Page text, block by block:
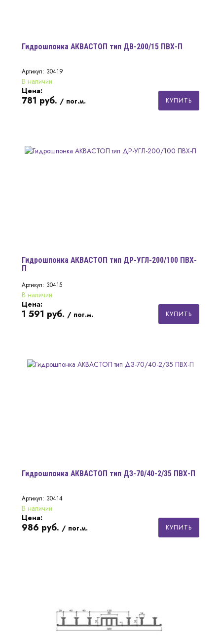
Гидрошпонка АКВАСТОП тип ДВ-200/15 ПВХ-П
Артикул: 30419
В наличии
Цена:
781 руб. / пог.м. КУПИТЬ
Гидрошпонка АКВАСТОП тип ДР-УГЛ-200/100 ПВХ-
П
Артикул: 30415
В наличии
Цена:
1 591 руб. / пог.м. КУПИТЬ
Гидрошпонка АКВАСТОП тип ДЗ-70/40-2/35 ПВХ-П
Артикул: 30414
В наличии
Цена:
986 руб. / пог.м. КУПИТЬ